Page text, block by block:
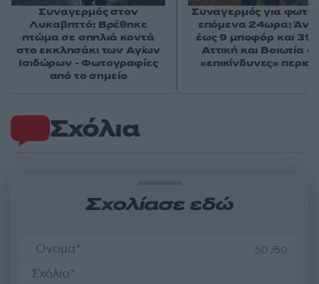
Σχόλια
Σχολίασε εδώ
50 /50
Συναγερμός στον
Λυκαβηττό: Βρέθηκε
πτώμα σε σπηλιά κοντά
στο εκκλησάκι των Αγίων
Ισιδώρων - Φωτογραφίες
από το σημείο
Συναγερμός για
επόμενα 24ωρα:
έως 9 μποφόρ και
Αττική και Βοιωτία
«επικίνδυνες»